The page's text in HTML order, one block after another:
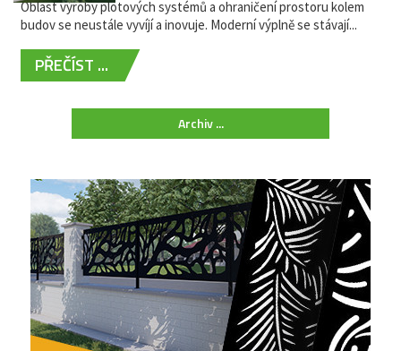
Oblast výroby plotových systémů a ohraničení prostoru kolem
budov se neustále vyvíjí a inovuje. Moderní výplně se stávají...
PŘEČÍST ...
Archiv ...